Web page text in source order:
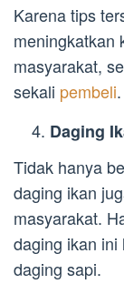
Karena tips
meningkatkan
masyarakat,
sekali pembeli.
Daging
Tidak hanya
daging ikan
masyarakat.
daging ikan ini
daging sapi.